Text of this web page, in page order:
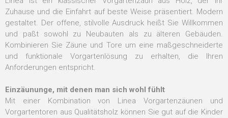
Zuhause und die Einfahrt auf beste Weise präsentiert. Modern
gestaltet. Der offene, stilvolle Ausdruck heißt Sie Willkommen
und paßt sowohl zu Neubauten als zu älteren Gebäuden.
Kombinieren Sie Zäune und Tore um eine maßgeschneiderte
und funktionale Vorgartenlösung zu erhalten, die Ihren
Anforderungen entspricht.
Einzäununge, mit denen man sich wohl fühlt
Mit einer Kombination von Linea Vorgartenzäunen und
Vorgartentoren aus Qualitätsholz können Sie gut auf die Kinder